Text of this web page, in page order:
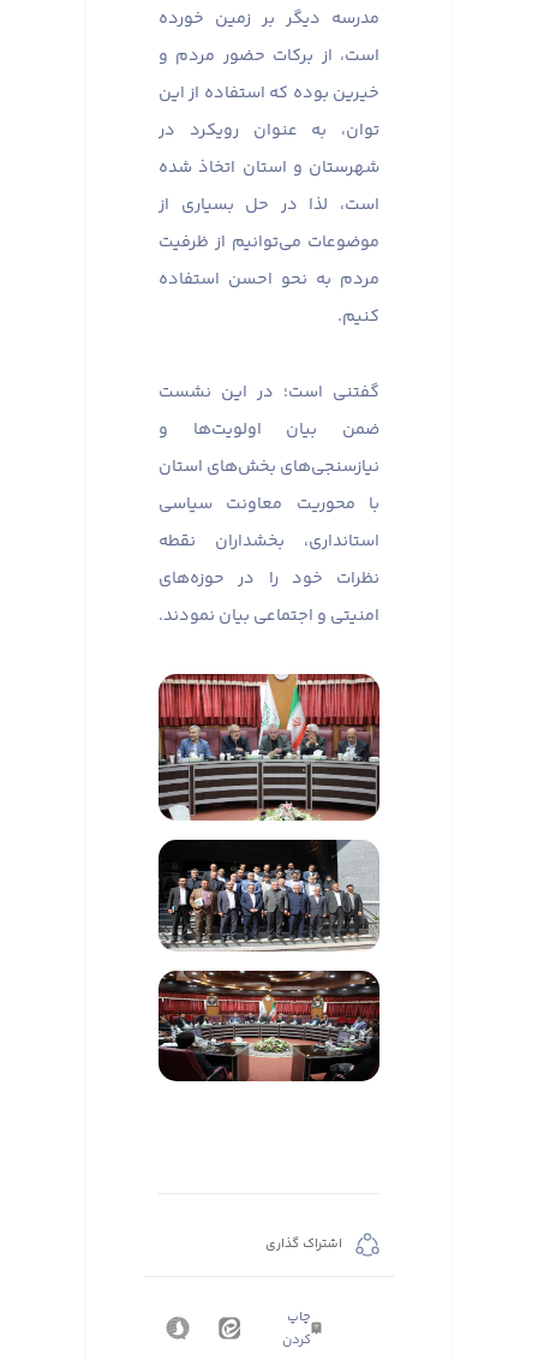
مدرسه دیگر بر زمین خورده
است، از برکات حضور مردم و
خیرین بوده که استفاده از این
توان، به عنوان رویکرد در
شهرستان و استان اتخاذ شده
است، لذا در حل بسیاری از
موضوعات می‌توانیم از ظرفیت
مردم به نحو احسن استفاده
کنیم.
گفتنی است؛ در این نشست
ضمن بیان اولویت‌ها و
نیازسنجی‌های بخش‌های استان
با محوریت معاونت سیاسی
استانداری، بخشداران نقطه
نظرات خود را در حوزه‌های
امنیتی و اجتماعی بیان نمودند.
اشتراک گذاری
چاپ
کردن